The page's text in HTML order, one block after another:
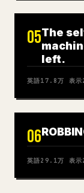
05The
left.
英語17.8万 表示
06
英語29.1万 表示